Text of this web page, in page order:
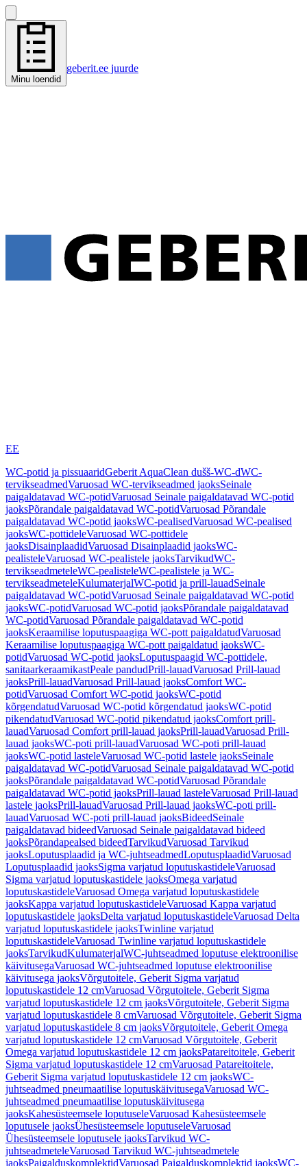
Minu loendid
geberit.ee juurde
EE
WC-potid ja pissuaaridGeberit AquaClean dušš-WC-dWC-
tervikseadmedVaruosad WC-tervikseadmed jaoksSeinale
paigaldatavad WC-potidVaruosad Seinale paigaldatavad WC-potid
jaoksPõrandale paigaldatavad WC-potidVaruosad Põrandale
paigaldatavad WC-potid jaoksWC-pealisedVaruosad WC-pealised
jaoksWC-pottideleVaruosad WC-pottidele
jaoksDisainplaadidVaruosad Disainplaadid jaoksWC-
pealisteleVaruosad WC-pealistele jaoksTarvikudWC-
tervikseadmeteleWC-pealisteleWC-pealistele ja WC-
tervikseadmeteleKulumaterjalWC-potid ja prill-lauadSeinale
paigaldatavad WC-potidVaruosad Seinale paigaldatavad WC-potid
jaoksWC-potidVaruosad WC-potid jaoksPõrandale paigaldatavad
WC-potidVaruosad Põrandale paigaldatavad WC-potid
jaoksKeraamilise loputuspaagiga WC-pott paigaldatudVaruosad
Keraamilise loputuspaagiga WC-pott paigaldatud jaoksWC-
potidVaruosad WC-potid jaoksLoputuspaagid WC-pottidele,
sanitaarkeraamikastPeale pandudPrill-lauadVaruosad Prill-lauad
jaoksPrill-lauadVaruosad Prill-lauad jaoksComfort WC-
potidVaruosad Comfort WC-potid jaoksWC-potid
kõrgendatudVaruosad WC-potid kõrgendatud jaoksWC-potid
pikendatudVaruosad WC-potid pikendatud jaoksComfort prill-
lauadVaruosad Comfort prill-lauad jaoksPrill-lauadVaruosad Prill-
lauad jaoksWC-poti prill-lauadVaruosad WC-poti prill-lauad
jaoksWC-potid lasteleVaruosad WC-potid lastele jaoksSeinale
paigaldatavad WC-potidVaruosad Seinale paigaldatavad WC-potid
jaoksPõrandale paigaldatavad WC-potidVaruosad Põrandale
paigaldatavad WC-potid jaoksPrill-lauad lasteleVaruosad Prill-lauad
lastele jaoksPrill-lauadVaruosad Prill-lauad jaoksWC-poti prill-
lauadVaruosad WC-poti prill-lauad jaoksBideedSeinale
paigaldatavad bideedVaruosad Seinale paigaldatavad bideed
jaoksPõrandapealsed bideedTarvikudVaruosad Tarvikud
jaoksLoputusplaadid ja WC-juhtseadmedLoputusplaadidVaruosad
Loputusplaadid jaoksSigma varjatud loputuskastideleVaruosad
Sigma varjatud loputuskastidele jaoksOmega varjatud
loputuskastideleVaruosad Omega varjatud loputuskastidele
jaoksKappa varjatud loputuskastideleVaruosad Kappa varjatud
loputuskastidele jaoksDelta varjatud loputuskastideleVaruosad Delta
varjatud loputuskastidele jaoksTwinline varjatud
loputuskastideleVaruosad Twinline varjatud loputuskastidele
jaoksTarvikudKulumaterjalWC-juhtseadmed loputuse elektroonilise
käivitusegaVaruosad WC-juhtseadmed loputuse elektroonilise
käivitusega jaoksVõrgutoitele, Geberit Sigma varjatud
loputuskastidele 12 cmVaruosad Võrgutoitele, Geberit Sigma
varjatud loputuskastidele 12 cm jaoksVõrgutoitele, Geberit Sigma
varjatud loputuskastidele 8 cmVaruosad Võrgutoitele, Geberit Sigma
varjatud loputuskastidele 8 cm jaoksVõrgutoitele, Geberit Omega
varjatud loputuskastidele 12 cmVaruosad Võrgutoitele, Geberit
Omega varjatud loputuskastidele 12 cm jaoksPatareitoitele, Geberit
Sigma varjatud loputuskastidele 12 cmVaruosad Patareitoitele,
Geberit Sigma varjatud loputuskastidele 12 cm jaoksWC-
juhtseadmed pneumaatilise loputuskäivitusegaVaruosad WC-
juhtseadmed pneumaatilise loputuskäivitusega
jaoksKahesüsteemsele loputuseleVaruosad Kahesüsteemsele
loputusele jaoksÜhesüsteemsele loputuseleVaruosad
Ühesüsteemsele loputusele jaoksTarvikud WC-
juhtseadmeteleVaruosad Tarvikud WC-juhtseadmetele
jaoksPaigalduskomplektidVaruosad Paigalduskomplektid jaoksWC-